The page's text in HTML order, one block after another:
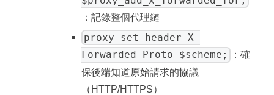
：記錄整個代理鏈
proxy_set_header X-
Forwarded-Proto $scheme;
：確
保後端知道原始請求的協議
（HTTP/HTTPS）